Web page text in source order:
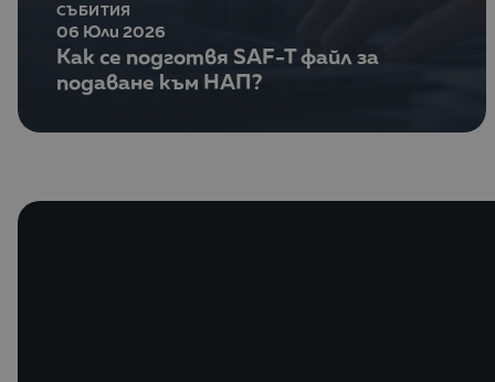
СЪБИТИЯ
06 Юли 2026
Как се подготвя SAF-T файл за
подаване към НАП?